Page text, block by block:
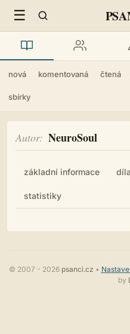
☰
nová komentovaná čtená
sbírky
Autor NeuroSoul
základní informace díla
statistiky
© 2007 - 2026 psanci.cz •
by